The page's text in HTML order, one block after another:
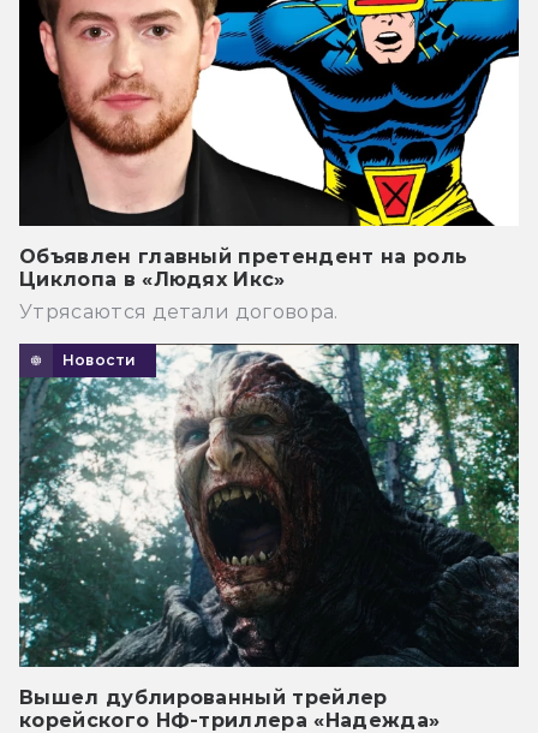
Объявлен главный претендент на роль
Циклопа в «Людях Икс»
Утрясаются детали договора.
Новости
Вышел дублированный трейлер
корейского НФ-триллера «Надежда»